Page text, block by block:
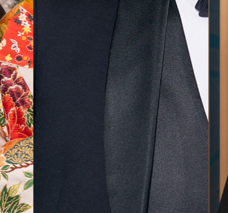
無料相談予約
来店・オンライン